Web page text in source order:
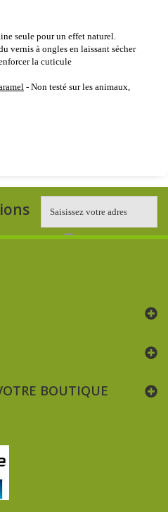
seule pour un effet naturel.
vernis à ongles en laissant sécher
la cuticule
- Non testé sur les animaux,
BOUTIQUE